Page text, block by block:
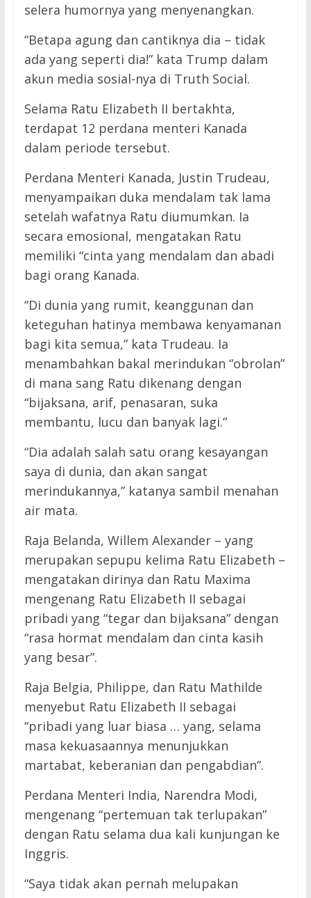
selera humornya yang menyenangkan.
“Betapa agung dan cantiknya dia – tidak
ada yang seperti dia!” kata Trump dalam
akun media sosial-nya di Truth Social.
Selama Ratu Elizabeth II bertakhta,
terdapat 12 perdana menteri Kanada
dalam periode tersebut.
Perdana Menteri Kanada, Justin Trudeau,
menyampaikan duka mendalam tak lama
setelah wafatnya Ratu diumumkan. Ia
secara emosional, mengatakan Ratu
memiliki “cinta yang mendalam dan abadi
bagi orang Kanada.
“Di dunia yang rumit, keanggunan dan
keteguhan hatinya membawa kenyamanan
bagi kita semua,” kata Trudeau. Ia
menambahkan bakal merindukan “obrolan”
di mana sang Ratu dikenang dengan
“bijaksana, arif, penasaran, suka
membantu, lucu dan banyak lagi.”
“Dia adalah salah satu orang kesayangan
saya di dunia, dan akan sangat
merindukannya,” katanya sambil menahan
air mata.
Raja Belanda, Willem Alexander – yang
merupakan sepupu kelima Ratu Elizabeth –
mengatakan dirinya dan Ratu Maxima
mengenang Ratu Elizabeth II sebagai
pribadi yang “tegar dan bijaksana” dengan
“rasa hormat mendalam dan cinta kasih
yang besar”.
Raja Belgia, Philippe, dan Ratu Mathilde
menyebut Ratu Elizabeth II sebagai
“pribadi yang luar biasa … yang, selama
masa kekuasaannya menunjukkan
martabat, keberanian dan pengabdian”.
Perdana Menteri India, Narendra Modi,
mengenang “pertemuan tak terlupakan”
dengan Ratu selama dua kali kunjungan ke
Inggris.
“Saya tidak akan pernah melupakan